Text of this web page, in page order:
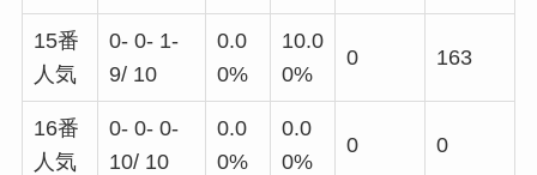
15番
人気
0- 0- 1-
9/ 10
0.0
0%
10.0
0%
0 163
16番
人気
0- 0- 0-
10/ 10
0.0
0%
0.0
0%
0 0